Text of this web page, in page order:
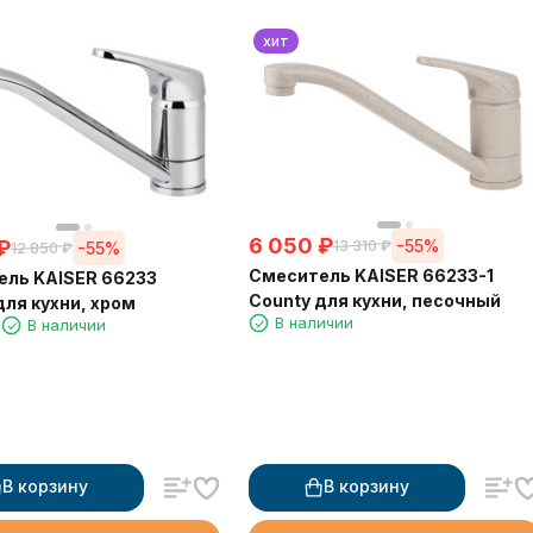
12 850 ₽ -55%
KAISER 66233
кухни, хром
В наличии
В корзину
хит
6 050 ₽13 310 ₽ -55%
Смеситель KAISER 66233-1
County для кухни, песочный
В наличии
В корзину